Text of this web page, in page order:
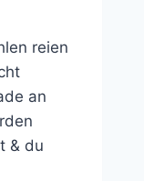
reien
an
& du